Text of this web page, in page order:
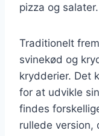
pizza og salater.
Traditionelt
svinekød og
krydderier. Det
for at udvikle
findes
rullede version,